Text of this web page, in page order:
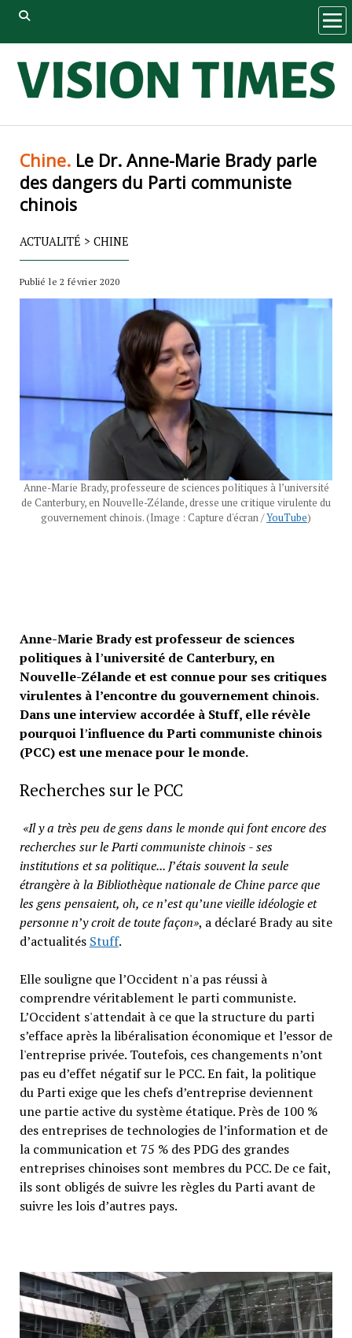
Chine.Le Dr. Anne-Marie Brady parle
des dangers du Parti communiste
chinois
ACTUALITÉ > CHINE
Publié le 2 février 2020
Anne-Marie Brady, professeure de sciences politiques à l’université
de Canterbury, en Nouvelle-Zélande, dresse une critique virulente du
gouvernement chinois. (Image : Capture d'écran /YouTube)
Anne-Marie Brady est professeur de sciences
politiques à l’université de Canterbury, en
Nouvelle-Zélande et est connue pour ses critiques
virulentes à l’encontre du gouvernement chinois.
Dans une interview accordée à Stuff, elle révèle
pourquoi l’influence du Parti communiste chinois
(PCC) est une menace pour le monde.
Recherches sur le PCC
«Il y a très peu de gens dans le monde qui font encore des
recherches sur le Parti communiste chinois - ses
institutions et sa politique... J’étais souvent la seule
étrangère à la Bibliothèque nationale de Chine parce que
les gens pensaient, oh, ce n’est qu’une vieille idéologie et
personne n’y croit de toute façon», a déclaré Brady au site
d’actualités Stuff.
Elle souligne que l’Occident n'a pas réussi à
comprendre véritablement le parti communiste.
L’Occident s'attendait à ce que la structure du parti
s’efface après la libéralisation économique et l’essor de
l'entreprise privée. Toutefois, ces changements n’ont
pas eu d’effet négatif sur le PCC. En fait, la politique
du Parti exige que les chefs d’entreprise deviennent
une partie active du système étatique. Près de 100 %
des entreprises de technologies de l’information et de
la communication et 75 % des PDG des grandes
entreprises chinoises sont membres du PCC. De ce fait,
ils sont obligés de suivre les règles du Parti avant de
suivre les lois d’autres pays.